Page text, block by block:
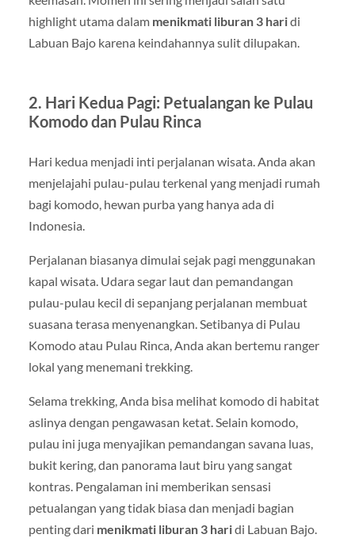
highlight utama dalam menikmati liburan 3 haridi
Labuan Bajo karena keindahannya sulit dilupakan.
2. Hari Kedua Pagi: Petualangan ke Pulau
Komodo dan Pulau Rinca
Hari kedua menjadi inti perjalanan wisata. Anda akan
menjelajahi pulau-pulau terkenal yang menjadi rumah
bagi komodo, hewan purba yang hanya ada di
Indonesia.
Perjalanan biasanya dimulai sejak pagi menggunakan
kapal wisata. Udara segar laut dan pemandangan
pulau-pulau kecil di sepanjang perjalanan membuat
suasana terasa menyenangkan. Setibanya di Pulau
Komodo atau Pulau Rinca, Anda akan bertemu ranger
lokal yang menemani trekking.
Selama trekking, Anda bisa melihat komodo di habitat
aslinya dengan pengawasan ketat. Selain komodo,
pulau ini juga menyajikan pemandangan savana luas,
bukit kering, dan panorama laut biru yang sangat
kontras. Pengalaman ini memberikan sensasi
petualangan yang tidak biasa dan menjadi bagian
penting dari menikmati liburan 3 haridi Labuan Bajo.